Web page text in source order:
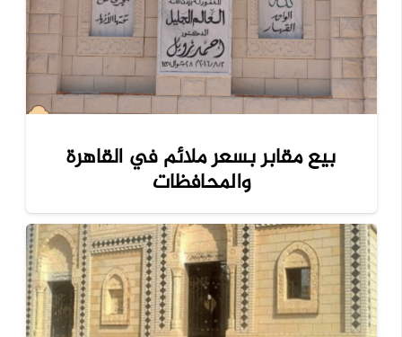
بيع مقابر بسعر ملائم في القاهرة
والمحافظات